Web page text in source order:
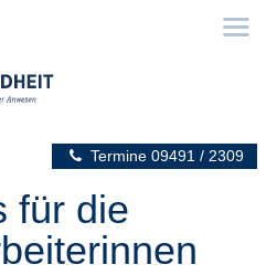
Termine 09491 / 2309
für die